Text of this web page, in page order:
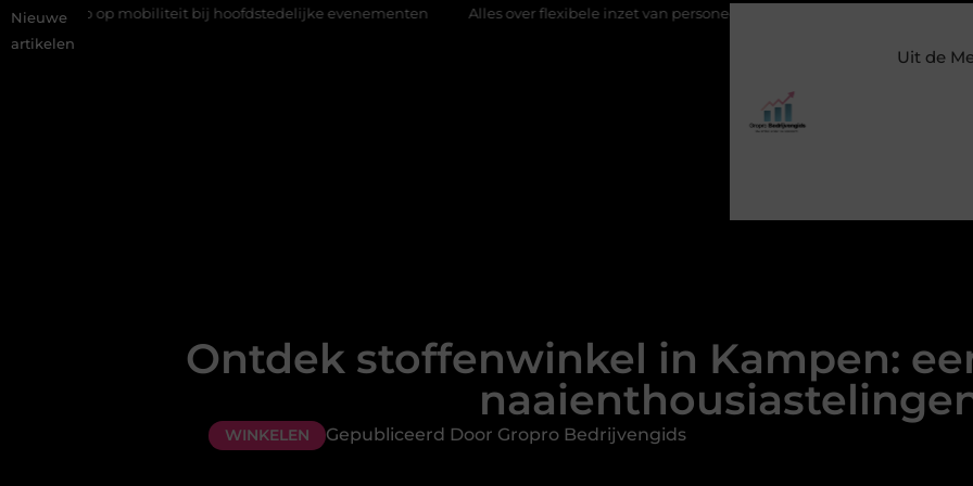
Nieuwe
artikelen
bij hoofdstedelijke evenementen Alles over flexibele inzet van personeel Staalconstructiebedrijf Molenschot:
Uit de
Ontdek stoffenwinkel in Kampen:
WINKELEN Gepubliceerd Door Gropro Bedrijvengids